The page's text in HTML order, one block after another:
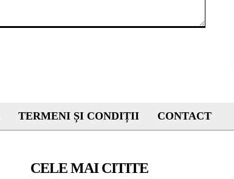
TERMENI ȘI CONDIȚII CONTACT
CELE MAI CITITE